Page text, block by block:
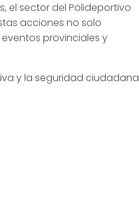
el sector del Polideportivo
acciones no solo
provinciales y
y la seguridad ciudadana